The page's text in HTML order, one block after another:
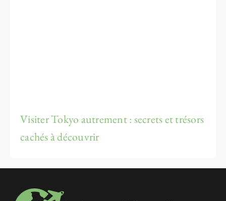
Visiter Tokyo autrement : secrets et trésors
cachés à découvrir